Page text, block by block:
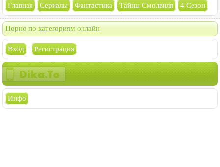
Главная Сериалы Фантастика Тайны Смолвиля 4 Сезон
Порно по категориям онлайн
Вход | Регистрация
Инфо